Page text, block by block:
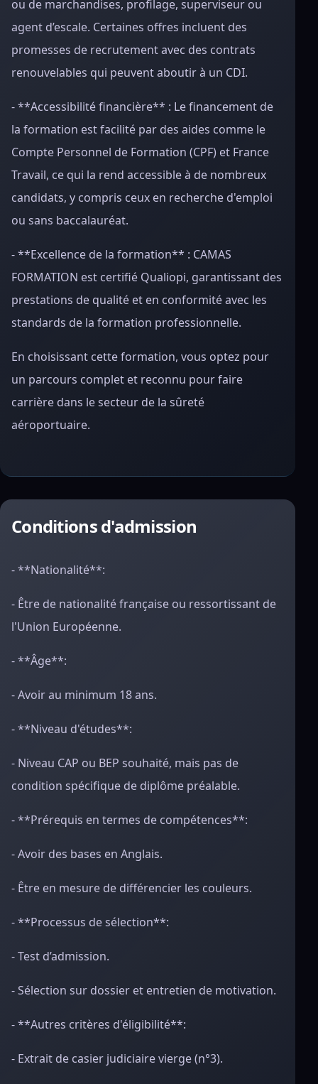
ou de marchandises, profilage, superviseur ou
agent d’escale. Certaines offres incluent des
promesses de recrutement avec des contrats
renouvelables qui peuvent aboutir à un CDI.
- **Accessibilité financière** : Le financement de
la formation est facilité par des aides comme le
Compte Personnel de Formation (CPF) et France
Travail, ce qui la rend accessible à de nombreux
candidats, y compris ceux en recherche d'emploi
ou sans baccalauréat.
- **Excellence de la formation** : CAMAS
FORMATION est certifié Qualiopi, garantissant des
prestations de qualité et en conformité avec les
standards de la formation professionnelle.
En choisissant cette formation, vous optez pour
un parcours complet et reconnu pour faire
carrière dans le secteur de la sûreté
aéroportuaire.
Conditions d'admission
- **Nationalité**:
- Être de nationalité française ou ressortissant de
l'Union Européenne.
- **Âge**:
- Avoir au minimum 18 ans.
- **Niveau d'études**:
- Niveau CAP ou BEP souhaité, mais pas de
condition spécifique de diplôme préalable.
- **Prérequis en termes de compétences**:
- Avoir des bases en Anglais.
- Être en mesure de différencier les couleurs.
- **Processus de sélection**:
- Test d’admission.
- Sélection sur dossier et entretien de motivation.
- **Autres critères d'éligibilité**:
- Extrait de casier judiciaire vierge (n°3).